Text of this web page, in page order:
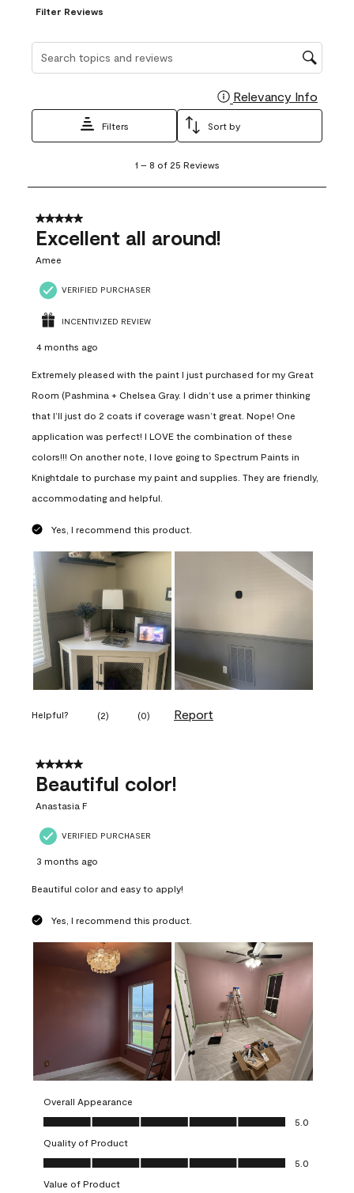
Filter Reviews
Relevancy Info
Filters Sort by
8
25
Reviews
1 – 8 of 25 Reviews
5 out of 5 stars.
Excellent all around!
Amee
VERIFIED PURCHASER
INCENTIVIZED REVIEW
4 months ago
Extremely pleased with the paint I just purchased for my Great
Room (Pashmina + Chelsea Gray. I didn’t use a primer thinking
that I’ll just do 2 coats if coverage wasn’t great. Nope! One
application was perfect! I LOVE the combination of these
colors!!! On another note, I love going to Spectrum Paints in
Knightdale to purchase my paint and supplies. They are friendly,
accommodating and helpful.
Yes, I recommend this product.
Helpful? (2) (0) Report
5 out of 5 stars.
Beautiful color!
Anastasia F
VERIFIED PURCHASER
3 months ago
Beautiful color and easy to apply!
Yes, I recommend this product.
Overall Appearance
Overall Appearance, 5.0 out of 5
5.0
Quality of Product
Quality of Product, 5.0 out of 5
5.0
Value of Product